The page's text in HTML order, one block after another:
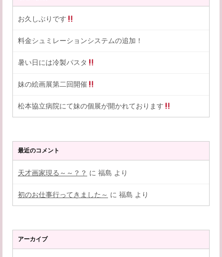
お久しぶりです
料金シュミレーションシステムの追加！
暑い日には冷製パスタ
妹の絵画展第二回開催
松本協立病院にて妹の個展が開かれております
最近のコメント
天才画家現る～～？？ に 福島 より
初のお仕事行ってきました～ に 福島 より
アーカイブ